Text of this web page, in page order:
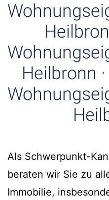
Heilbronn
Als Schwerpunkt-
beraten wir Sie zu
Immobilie,